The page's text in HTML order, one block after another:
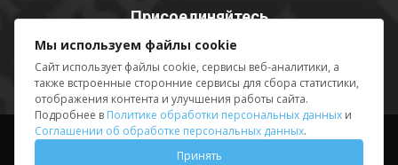
Присоединяйтесь
Выходные данные Sing in
Мы используем файлы cookie
Сайт использует файлы cookie, сервисы веб-аналитики, а
также встроенные сторонние сервисы для сбора статистики,
отображения контента и улучшения работы сайта.
Подробнее в Политике обработки персональных данных и
Соглашении об обработке персональных данных.
Принять